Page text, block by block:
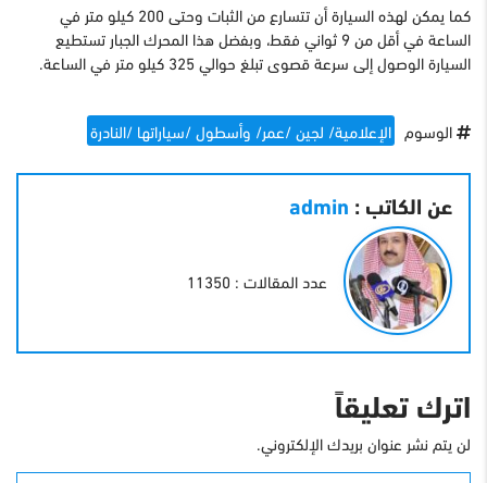
كما يمكن لهذه السيارة أن تتسارع من الثبات وحتى 200 كيلو متر في
الساعة في أقل من 9 ثواني فقط، وبفضل هذا المحرك الجبار تستطيع
السيارة الوصول إلى سرعة قصوى تبلغ حوالي 325 كيلو متر في الساعة.
الوسوم الإعلامية/ لجين /عمر/ وأسطول /سياراتها /النادرة
عن الكاتب : admin
عدد المقالات : 11350
اترك تعليقاً
لن يتم نشر عنوان بريدك الإلكتروني.